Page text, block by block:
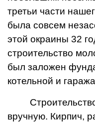
третьи части
была совсем
этой окраины 32
строительство
был заложен
котельной и
Строительство
вручную. Кирпич,